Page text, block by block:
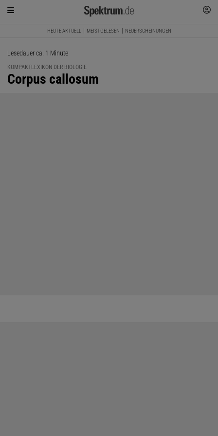
HEUTE AKTUELL MEISTGELESEN NEUERSCHEINUNGEN
Lesedauer ca. 1 Minute
KOMPAKTLEXIKON DER BIOLOGIE
:
Corpus callosum